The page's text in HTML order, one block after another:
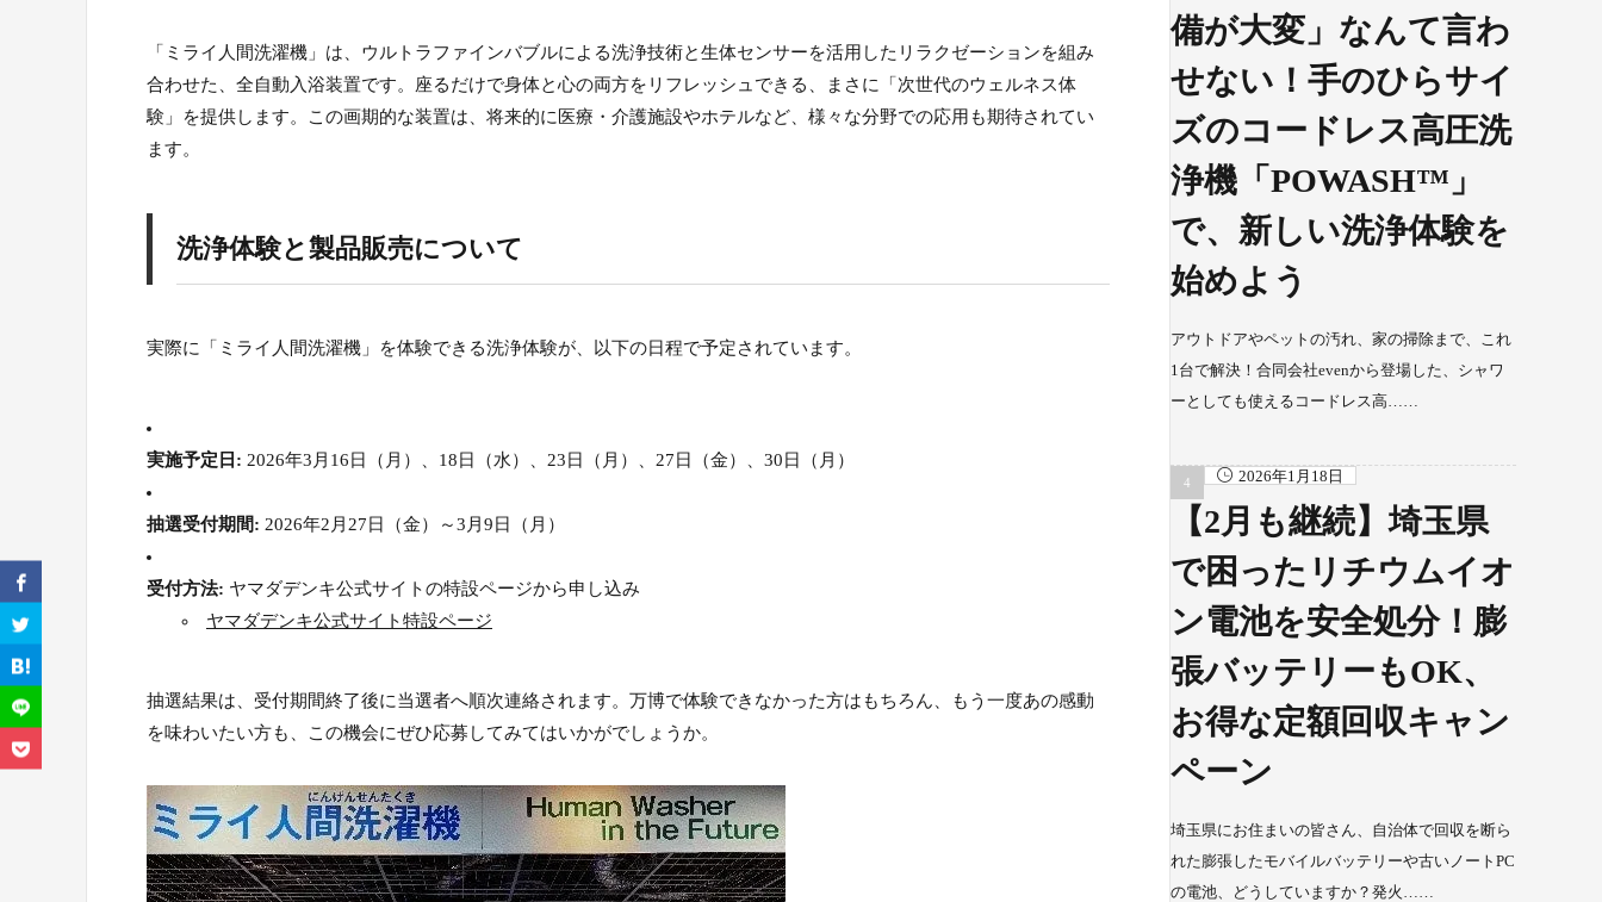
「ミライ人間洗濯機」は、ウルトラファインバブルによる洗浄技術と生体センサーを活用したリラクゼーションを組み
合わせた、全自動入浴装置です。座るだけで身体と心の両方をリフレッシュできる、まさに「次世代のウェルネス体
験」を提供します。この画期的な装置は、将来的に医療・介護施設やホテルなど、様々な分野での応用も期待されてい
ます。
洗浄体験と製品販売について
実際に「ミライ人間洗濯機」を体験できる洗浄体験が、以下の日程で予定されています。
実施予定日: 2026年3月16日（月）、18日（水）、23日（月）、27日（金）、30日（月）
抽選受付期間: 2026年2月27日（金）～3月9日（月）
受付方法: ヤマダデンキ公式サイトの特設ページから申し込み
ヤマダデンキ公式サイト特設ページ
抽選結果は、受付期間終了後に当選者へ順次連絡されます。万博で体験できなかった方はもちろん、もう一度あの感動
を味わいたい方も、この機会にぜひ応募してみてはいかがでしょうか。
備が大変」なんて言わ
せない！手のひらサイ
ズのコードレス高圧洗
浄機「POWASH™」
で、新しい洗浄体験を
始めよう
アウトドアやペットの汚れ、家の掃除まで、これ
1台で解決！合同会社evenから登場した、シャワ
ーとしても使えるコードレス高……
2026年1月18日
【2月も継続】埼玉県
で困ったリチウムイオ
ン電池を安全処分！膨
張バッテリーもOK、
お得な定額回収キャン
ペーン
埼玉県にお住まいの皆さん、自治体で回収を断ら
れた膨張したモバイルバッテリーや古いノートPC
の電池、どうしていますか？発火……